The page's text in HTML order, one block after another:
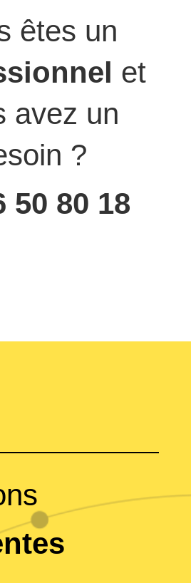
êtes un
et
avez un
?
50 80 18